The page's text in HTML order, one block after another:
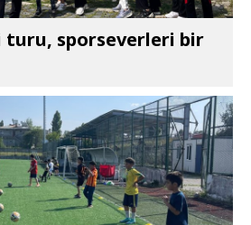
turu, sporseverleri bir